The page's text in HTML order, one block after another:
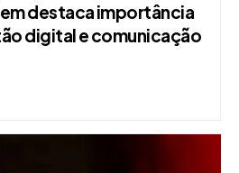
destaca importância
digital e comunicação